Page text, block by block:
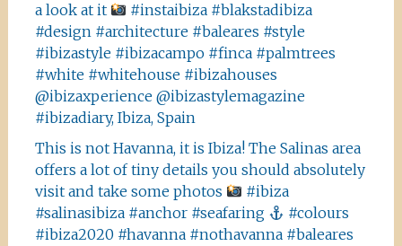
a look at it
#instaibiza #blakstadibiza
#design #architecture #baleares #style
#ibizastyle #ibizacampo #finca #palmtrees
#white #whitehouse #ibizahouses
@ibizaxperience @ibizastylemagazine
#ibizadiary, Ibiza, Spain
This is not Havanna, it is Ibiza! The Salinas area
offers a lot of tiny details you should absolutely
visit and take some photos
#ibiza
#salinasibiza #anchor #seafaring
#colours
#ibiza2020 #havanna #nothavanna #baleares